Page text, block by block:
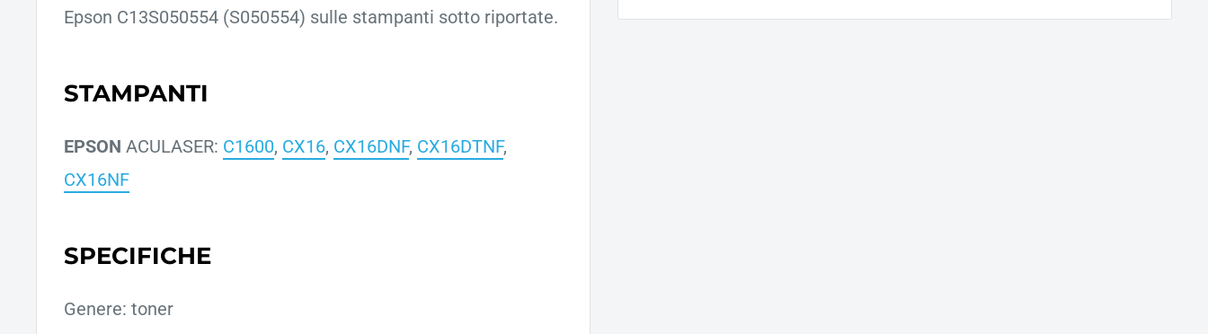
Epson C13S050554 (S050554) sulle stampanti sotto riportate.
STAMPANTI
EPSON ACULASER: C1600, CX16, CX16DNF, CX16DTNF,
CX16NF
SPECIFICHE
Genere: toner